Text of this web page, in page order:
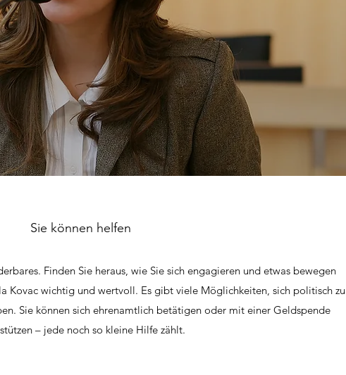
Sie können helfen
Finden Sie heraus, wie Sie sich engagieren und etwas bewegen
Kovac wichtig und wertvoll. Es gibt viele Möglichkeiten, sich politisch zu
Sie können sich ehrenamtlich betätigen oder mit einer Geldspende
– jede noch so kleine Hilfe zählt.